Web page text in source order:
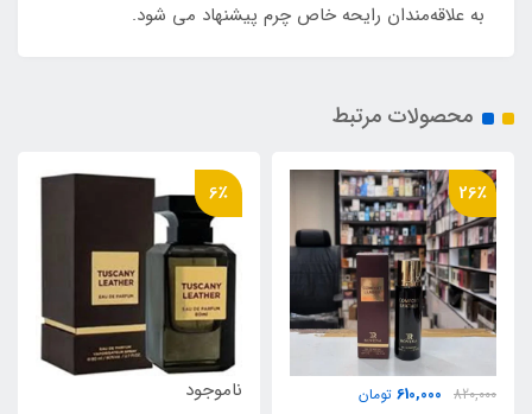
به علاقه‌مندان رایحه خاص چرم پیشنهاد می شود.
محصولات مرتبط
26٪
820,000
610,000 تومان
6٪
ناموجود